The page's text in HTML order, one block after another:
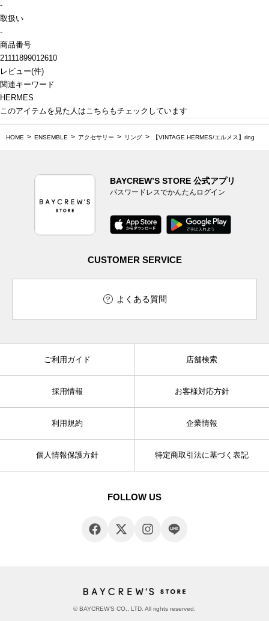
-
取扱い
-
商品番号
21111899012610
レビュー(件)
関連キーワード
HERMES
このアイテムを見た人はこちらもチェックしています
HOME ENSEMBLE アクセサリー リング 【VINTAGE HERMES/エルメス】ring
BAYCREW’S STORE 公式アプリ
パスワードレスでかんたんログイン
CUSTOMER SERVICE
よくある質問
ご利用ガイド 店舗検索
採用情報 お客様対応方針
利用規約 企業情報
個人情報保護方針 特定商取引法に基づく表記
FOLLOW US
© BAYCREW’S CO., LTD. All rights reserved.